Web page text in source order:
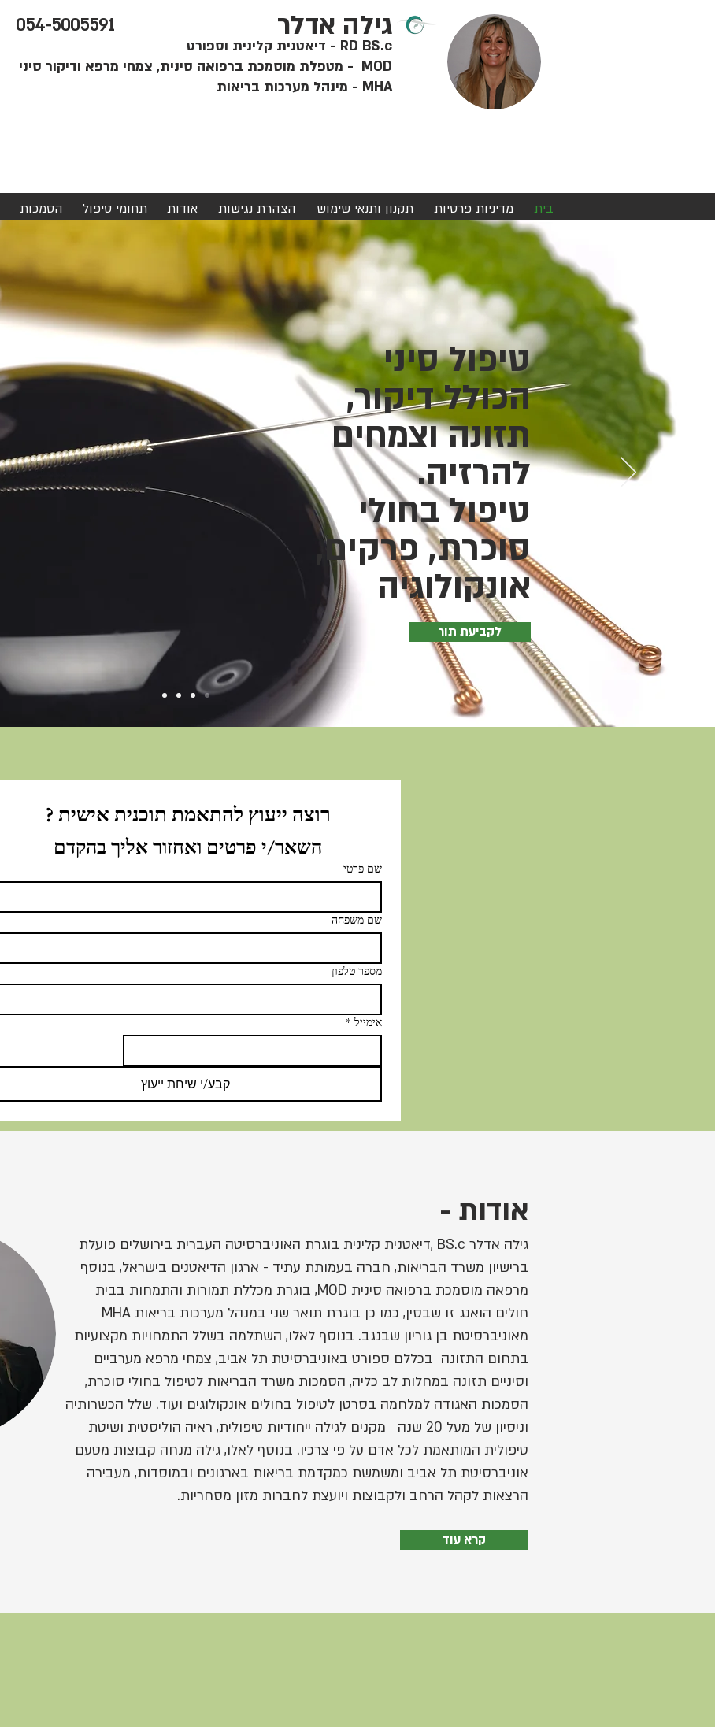
גילה אדלר
RD BS.c - דיאטנית קלינית וספורט
MOD - מטפלת מוסמכת ברפואה סינית, צמחי מרפא ודיקור סיני
MHA - מינהל מערכות בריאות
054-5005591
בית מדיניות פרטיות תקנון ותנאי שימוש הצהרת נגישות אודות תחומי טיפול הסמכות
טיפול סיני
הכולל דיקור,
תזונה וצמחים
להרזיה.
טיפול בחולי
סוכרת, פרקים,
אונקולוגיה
לקביעת תור
רוצה ייעוץ להתאמת תוכנית אישית ?
השאר/י פרטים ואחזור אליך בהקדם
שם פרטי
שם משפחה
מספר טלפון
אימייל *
קבע/י שיחת ייעוץ
אודות -
גילה אדלר BS.c ,דיאטנית קלינית בוגרת האוניברסיטה העברית בירושלים פועלת
ברישיון משרד הבריאות, חברה בעמותת עתיד - ארגון הדיאטנים בישראל, בנוסף
מרפאה מוסמכת ברפואה סינית MOD, בוגרת מכללת תמורות והתמחות בבית
חולים הואנג זו שבסין, כמו כן בוגרת תואר שני במנהל מערכות בריאות MHA
מאוניברסיטת בן גוריון שבנגב. בנוסף לאלו, השתלמה בשלל התמחויות מקצועיות
בתחום התזונה בכללם ספורט באוניברסיטת תל אביב, צמחי מרפא מערביים
וסיניים תזונה במחלות לב כליה, הסמכות משרד הבריאות לטיפול בחולי סוכרת,
הסמכות האגודה למלחמה בסרטן לטיפול בחולים אונקולוגים ועוד. שלל הכשרותיה
וניסיון של מעל 20 שנה מקנים לגילה ייחודיות טיפולית, ראיה הוליסטית ושיטת
טיפולית המותאמת לכל אדם על פי צרכיו. בנוסף לאלו, גילה מנחה קבוצות מטעם
אוניברסיטת תל אביב ומשמשת כמקדמת בריאות בארגונים ובמוסדות, מעבירה
הרצאות לקהל הרחב ולקבוצות ויועצת לחברות מזון מסחריות.
קרא עוד